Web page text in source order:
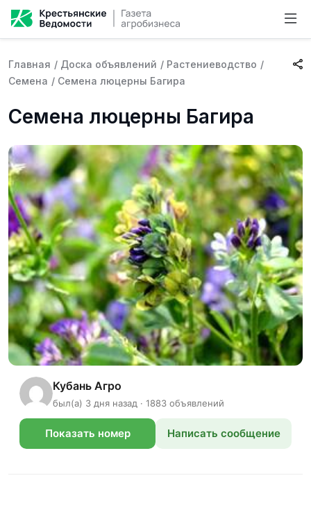
Главная / Доска объявлений / Растениеводство /
Семена / Семена люцерны Багира
Семена люцерны Багира
Кубань Агро
был(а) 3 дня назад · 1883 объявлений
Показать номер Написать сообщение